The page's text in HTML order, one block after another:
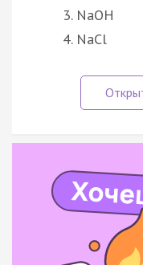
NaOH
NaCl